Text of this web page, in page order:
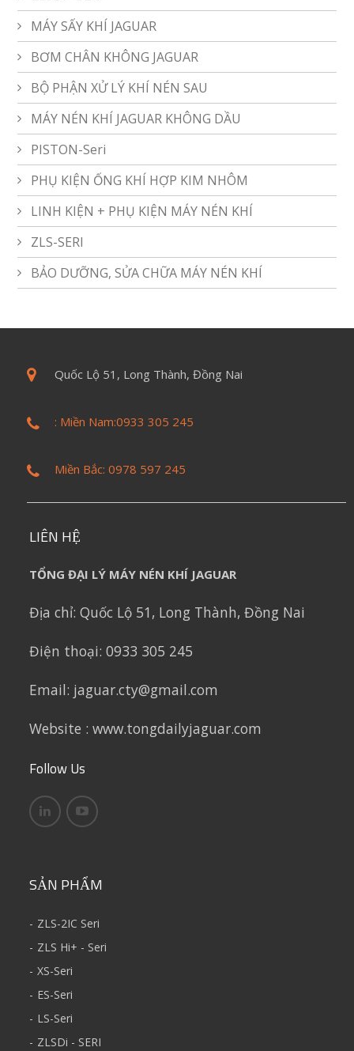
MÁY SẤY KHÍ JAGUAR
BƠM CHÂN KHÔNG JAGUAR
BỘ PHẬN XỬ LÝ KHÍ NÉN SAU
MÁY NÉN KHÍ JAGUAR KHÔNG DẦU
PISTON-Seri
PHỤ KIỆN ỐNG KHÍ HỢP KIM NHÔM
LINH KIỆN + PHỤ KIỆN MÁY NÉN KHÍ
ZLS-SERI
BẢO DƯỠNG, SỬA CHỮA MÁY NÉN KHÍ
Quốc Lộ 51, Long Thành, Đồng Nai
: Miền Nam:0933 305 245
Miền Bắc: 0978 597 245
LIÊN HỆ
TỔNG ĐẠI LÝ MÁY NÉN KHÍ JAGUAR
Địa chỉ: Quốc Lộ 51, Long Thành, Đồng Nai
Điện thoại: 0933 305 245
Email: jaguar.cty@gmail.com
Website : www.tongdailyjaguar.com
Follow Us
SẢN PHẨM
ZLS-2IC Seri
ZLS Hi+ - Seri
XS-Seri
ES-Seri
LS-Seri
ZLSDi - SERI